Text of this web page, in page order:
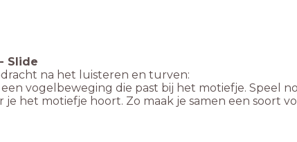
- Slide
na het luisteren en turven:
vogelbeweging die past bij het motiefje. Speel
je het motiefje hoort. Zo maak je samen een soort